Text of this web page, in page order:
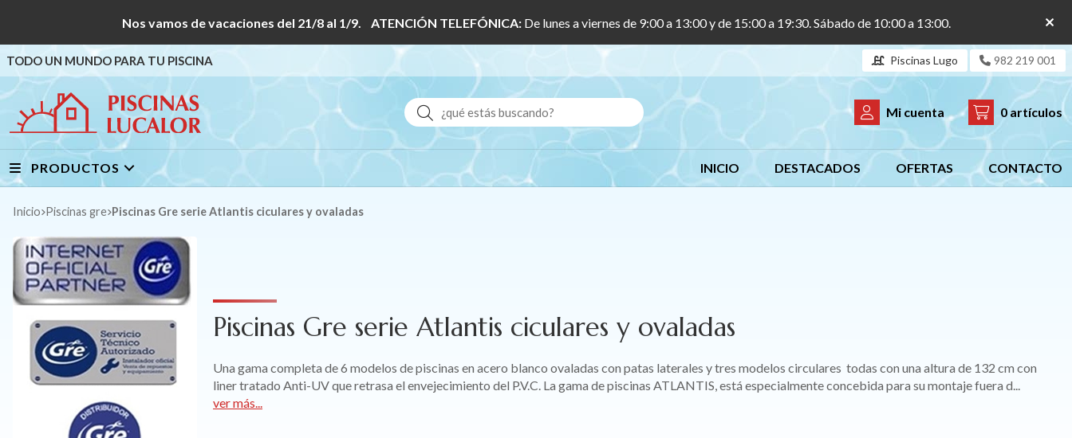
Nos vamos de vacaciones del 21/8 al 1/9. ATENCIÓN TELEFÓNICA: De lunes a viernes de 9:00 a 13:00 y de 15:00 a 19:30. Sábado de 10:00 a 13:00.
TODO UN MUNDO PARA TU PISCINA Piscinas Lugo 982 219 001
Buscar Mi cuenta 0 artículos
PRODUCTOS INICIO DESTACADOS OFERTAS CONTACTO
Inicio piscinas gre Piscinas Gre serie Atlantis ciculares y ovaladas
Piscinas Gre serie Atlantis ciculares y ovaladas
Una gama completa de 6 modelos de piscinas en acero blanco ovaladas con patas laterales y tres modelos circulares todas con una altura de 132 cm con
liner tratado Anti-UV que retrasa el envejecimiento del P.V.C. La gama de piscinas ATLANTIS, está especialmente concebida para su montaje fuera d...
ver más...